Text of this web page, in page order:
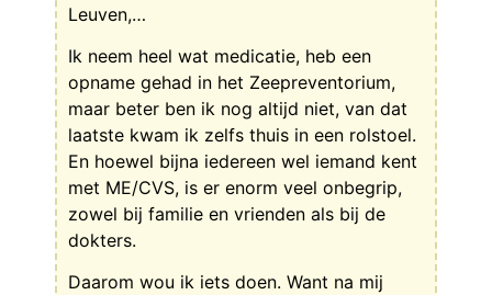
Leuven,…
Ik neem heel wat medicatie, heb een
opname gehad in het Zeepreventorium,
maar beter ben ik nog altijd niet, van dat
laatste kwam ik zelfs thuis in een rolstoel.
En hoewel bijna iedereen wel iemand kent
met ME/CVS, is er enorm veel onbegrip,
zowel bij familie en vrienden als bij de
dokters.
Daarom wou ik iets doen. Want na mij